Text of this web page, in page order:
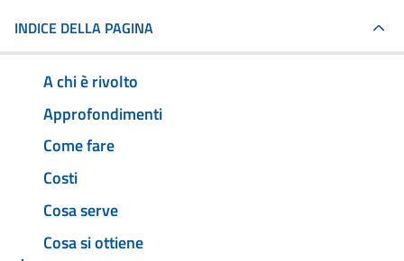
INDICE DELLA PAGINA
A chi è rivolto
Approfondimenti
Come fare
Costi
Cosa serve
Cosa si ottiene